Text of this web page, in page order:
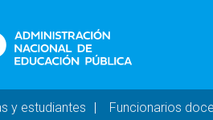
-
y estudiantes Funcionarios